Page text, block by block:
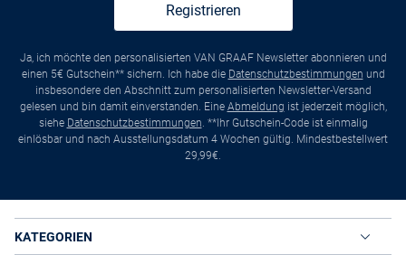
Registrieren
Ja, ich möchte den personalisierten VAN GRAAF Newsletter abonnieren und
einen 5€ Gutschein** sichern. Ich habe die Datenschutzbestimmungen und
insbesondere den Abschnitt zum personalisierten Newsletter-Versand
gelesen und bin damit einverstanden. Eine Abmeldung ist jederzeit möglich,
siehe Datenschutzbestimmungen. **Ihr Gutschein-Code ist einmalig
einlösbar und nach Ausstellungsdatum 4 Wochen gültig. Mindestbestellwert
29,99€.
KATEGORIEN